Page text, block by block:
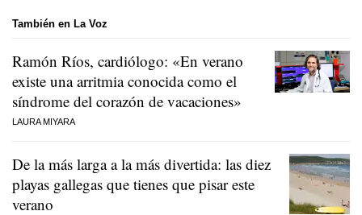
También en La Voz
Ramón Ríos, cardiólogo: «En verano
existe una arritmia conocida como el
síndrome del corazón de vacaciones»
LAURA MIYARA
De la más larga a la más divertida: las diez
playas gallegas que tienes que pisar este
verano